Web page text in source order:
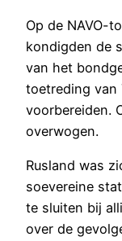
Op de NAVO-
kondigden de
van het
toetreding van
voorbereiden.
overwogen.
Rusland was
soevereine
te sluiten bij
over de